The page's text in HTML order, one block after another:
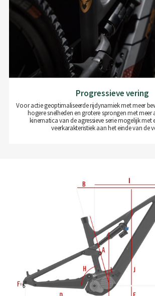
Progressieve vering
Voor actie geoptimaliseerde rijdynamiek met meer
hogere snelheden en grotere sprongen met
kinematica van de agressieve serie mogelijk met
veerkarakteristiek aan het einde van de